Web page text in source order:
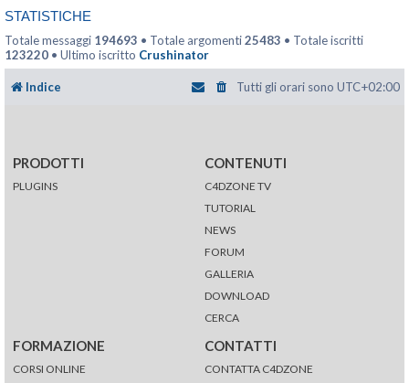
STATISTICHE
Totale messaggi 194693 • Totale argomenti25483 • Totale iscritti
123220 • Ultimo iscritto Crushinator
Indice Tutti gli orari sono UTC+02:00
PRODOTTI
PLUGINS
CONTENUTI
C4DZONE TV
TUTORIAL
NEWS
FORUM
GALLERIA
DOWNLOAD
CERCA
FORMAZIONE
CORSI ONLINE
CONTATTI
CONTATTA C4DZONE